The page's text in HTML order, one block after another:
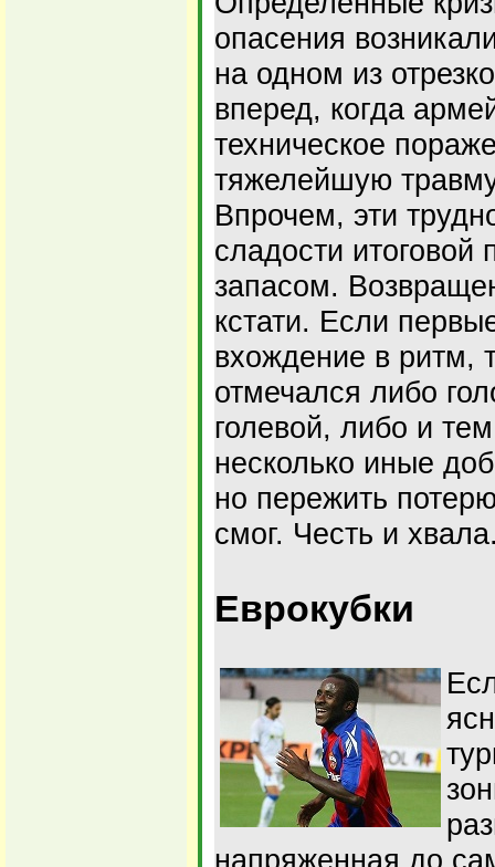
опасения
на одном из
вперед, когда
техническое
тяжелейшую
Впрочем, эти
сладости
запасом.
кстати. Если
вхождение в ритм,
отмечался либо
голевой, либо и
несколько иные
но пережить
смог. Честь и
Еврокубки
напряженная до